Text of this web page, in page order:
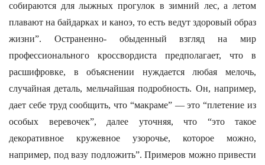
собираются для лыжных прогулок в зимний лес, а летом
плавают на байдарках и каноэ, то есть ведут здоровый образ
жизни”. Остраненно- обыденный взгляд на мир
профессионального кроссвордиста предполагает, что в
расшифровке, в объяснении нуждается любая мелочь,
случайная деталь, мельчайшая подробность. Он, например,
дает себе труд сообщить, что “макраме” — это “плетение из
особых веревочек”, далее уточняя, что “это такое
декоративное кружевное узорочье, которое можно,
например, под вазу подложить”. Примеров можно привести